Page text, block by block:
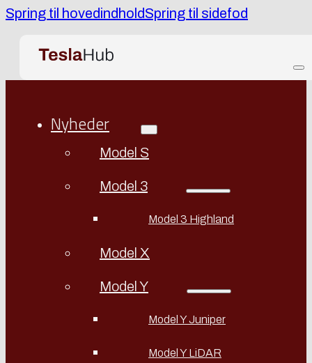
Spring til hovedindholdSpring til sidefod
Nyheder
Model S
Model 3
Model 3 Highland
Model X
Model Y
Model Y Juniper
Model Y LiDAR